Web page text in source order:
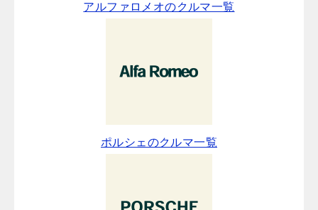
アルファロメオのクルマ一覧
ポルシェのクルマ一覧